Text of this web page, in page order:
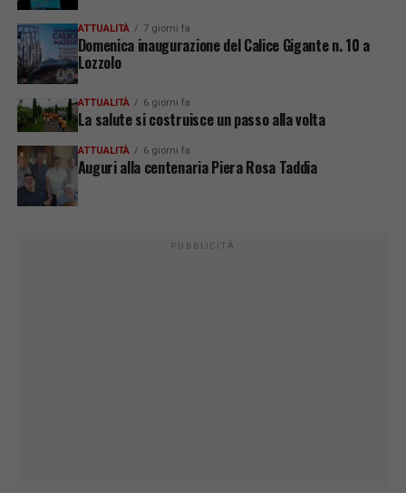
ATTUALITÀ 7 giorni fa
Domenica inaugurazione del Calice Gigante n. 10 a
Lozzolo
ATTUALITÀ 6 giorni fa
La salute si costruisce un passo alla volta
ATTUALITÀ 6 giorni fa
Auguri alla centenaria Piera Rosa Taddia
PUBBLICITÀ